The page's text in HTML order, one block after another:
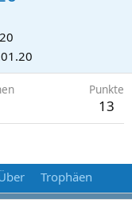
Punkte
13
Trophäen